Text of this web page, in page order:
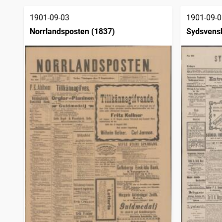
träffar
Socialdemokraten
träffar
Kalmar
Sölvesborgstidningen
3 151
träffar
träffar
Elfsborgs läns tidning
2 684
träffar
Dalpilen (1854)
2 631
träffar
Skara tidning
2 577
träffar
Haparandabladet, Haaparannanlehti
2 577
träffar
Stockholms dagblad
2 223
träffar
Göteborgs dagblad (1918)
2 188
träffar
Svenska morgonbladet
1 894
träffar
Helsingborgs dagblad
1 880
träffar
Malmötidningen
1 696
träffar
Kristianstads läns tidning
1 625
träffar
Östergötlands dagblad
1 624
träffar
Östgöta correspondenten
1 624
träffar
Västernorrlands allehanda
1 623
träffar
Post- och inrikes tidningar
1 623
1901-09-03
Norrlandsposten (1837)
1901-09-